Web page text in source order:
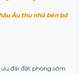
Âu thu nhỏ bên bờ
đãi đặt phòng sớm